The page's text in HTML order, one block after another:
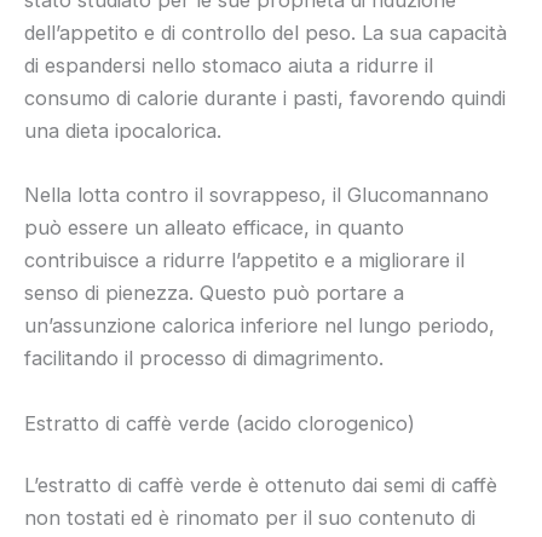
dell’appetito e di controllo del peso. La sua capacità
di espandersi nello stomaco aiuta a ridurre il
consumo di calorie durante i pasti, favorendo quindi
una dieta ipocalorica.
Nella lotta contro il sovrappeso, il Glucomannano
può essere un alleato efficace, in quanto
contribuisce a ridurre l’appetito e a migliorare il
senso di pienezza. Questo può portare a
un’assunzione calorica inferiore nel lungo periodo,
facilitando il processo di dimagrimento.
Estratto di caffè verde (acido clorogenico)
L’estratto di caffè verde è ottenuto dai semi di caffè
non tostati ed è rinomato per il suo contenuto di